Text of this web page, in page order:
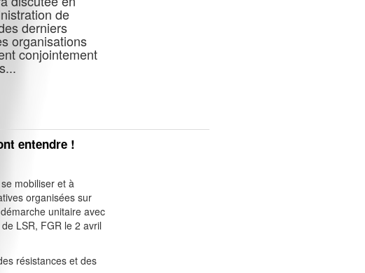
de
derniers
organisations
conjointement
entendre !
se mobiliser et à
organisées sur
unitaire avec
LSR, FGR le 2 avril
résistances et des